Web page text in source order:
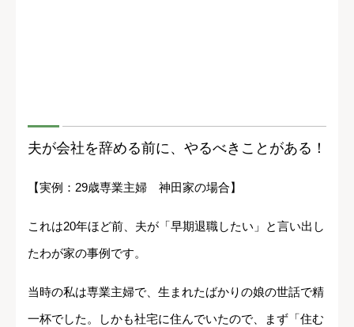
夫が会社を辞める前に、やるべきことがある！
【実例：29歳専業主婦 神田家の場合】
これは20年ほど前、夫が「早期退職したい」と言い出し
たわが家の事例です。
当時の私は専業主婦で、生まれたばかりの娘の世話で精
一杯でした。しかも社宅に住んでいたので、まず「住む